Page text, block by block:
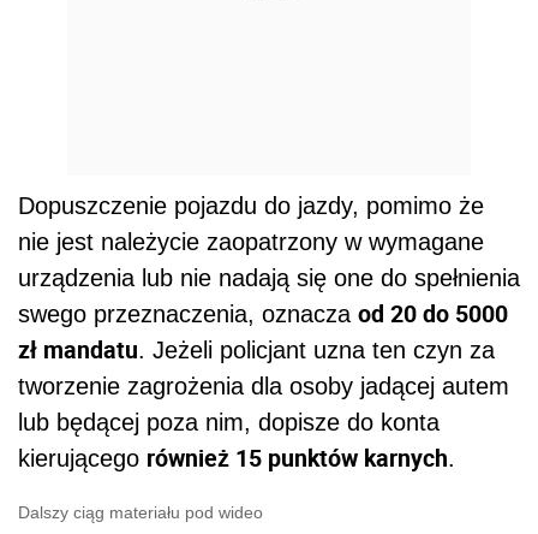
Dopuszczenie pojazdu do jazdy, pomimo że
nie jest należycie zaopatrzony w wymagane
urządzenia lub nie nadają się one do spełnienia
swego przeznaczenia, oznacza od 20 do 5000
zł mandatu. Jeżeli policjant uzna ten czyn za
tworzenie zagrożenia dla osoby jadącej autem
lub będącej poza nim, dopisze do konta
kierującego również 15 punktów karnych.
Dalszy ciąg materiału pod wideo